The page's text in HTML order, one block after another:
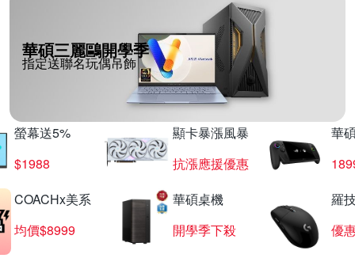
華碩三麗鷗開學季
指定送聯名玩偶吊飾
螢幕送5%
$1988
顯卡暴漲風暴
抗漲應援優惠
華
COACHx美系
均價$8999
華碩桌機
開學季下殺
羅
優